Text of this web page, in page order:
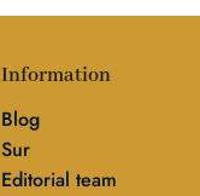
Information
Blog
Sur
Editorial team